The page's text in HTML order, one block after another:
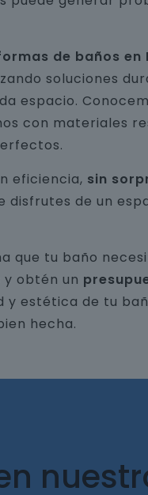
de baños en
soluciones
espacio.
con materiales
eficiencia, sin
disfrutes de un
que tu baño
obtén un
y estética de tu
hecha.